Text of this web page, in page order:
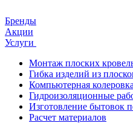
Бренды
Акции
Услуги
Монтаж плоских
Гибка изделий из
Компьютерная
Гидроизоляционные
Изготовление бытовок
Расчет материалов